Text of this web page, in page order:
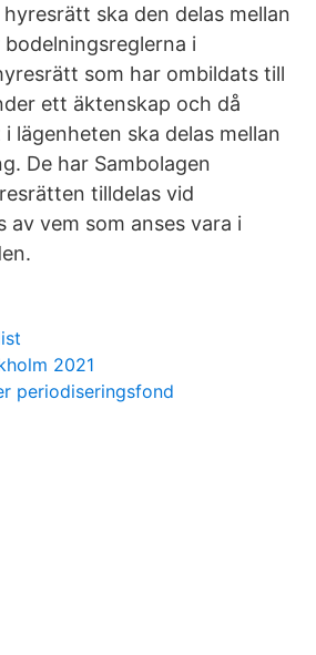
ska den delas mellan
i
som har ombildats till
ett äktenskap och då
lägenheten ska delas mellan
De har Sambolagen
tilldelas vid
av vem som anses vara i
2021
periodiseringsfond